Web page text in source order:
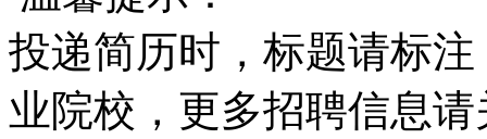
投递简历时，标题请标
业院校，更多招聘信息